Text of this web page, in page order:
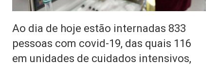
Ao dia de hoje estão internadas 833
pessoas com covid-19, das quais 116
em unidades de cuidados intensivos,